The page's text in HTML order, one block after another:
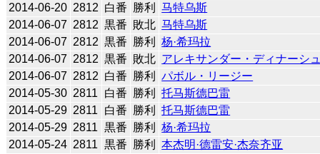
2014-06-20 2812 白番 勝利
马特乌斯
2014-06-07 2812 黒番 敗北 马特乌斯
2014-06-07 2812 黒番 勝利
杨·希玛拉
2014-06-07 2812 黒番 敗北 アレキサンダー・ディナーシ
2014-06-07 2812 白番 勝利
パボル・リージー
2014-05-30 2811 白番 勝利
托马斯德巴雷
2014-05-29 2811 白番 勝利
托马斯德巴雷
2014-05-29 2811 黒番 勝利
杨·希玛拉
2014-05-24 2811 黒番 勝利
本杰明·德雷安·杰奈齐亚